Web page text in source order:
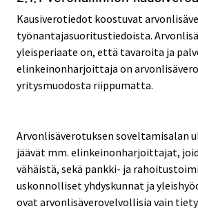
Kausiverotiedot koostuvat
työnantajasuoritustiedoista.
yleisperiaate on, että tavaroita ja
elinkeinonharjoittaja on
yritysmuodosta riippumatta.
Arvonlisäverotuksen soveltamisalan
jäävät mm. elinkeinonharjoittajat,
vähäistä, sekä pankki- ja
uskonnolliset yhdyskunnat ja
ovat arvonlisäverovelvollisia vain